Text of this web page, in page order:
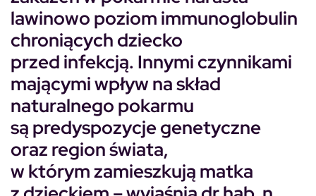
lawinowo poziom immunoglobulin
chroniących dziecko
przed infekcją. Innymi czynnikami
mającymi wpływ na skład
naturalnego pokarmu
są predyspozycje genetyczne
oraz region świata,
w którym zamieszkują matka